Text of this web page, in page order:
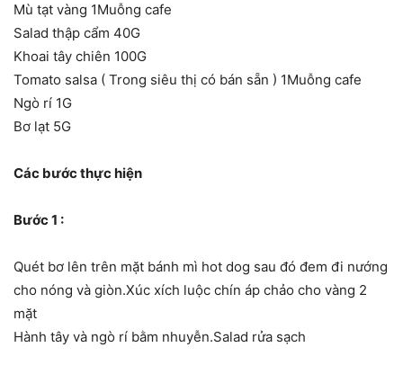
Mù tạt vàng 1Muỗng cafe
Salad thập cẩm 40G
Khoai tây chiên 100G
Tomato salsa ( Trong siêu thị có bán sẵn ) 1Muỗng cafe
Ngò rí 1G
Bơ lạt 5G
Các bước thực hiện
Bước 1 :
Quét bơ lên trên mặt bánh mì hot dog sau đó đem đi nướng
cho nóng và giòn.Xúc xích luộc chín áp chảo cho vàng 2
mặt
Hành tây và ngò rí bằm nhuyễn.Salad rửa sạch